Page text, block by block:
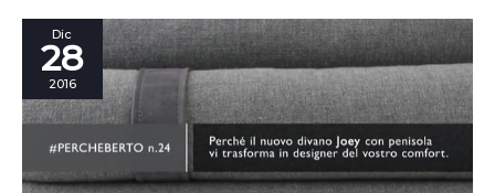
Dic
28
2016
Perché
noi
continuiamo
perché